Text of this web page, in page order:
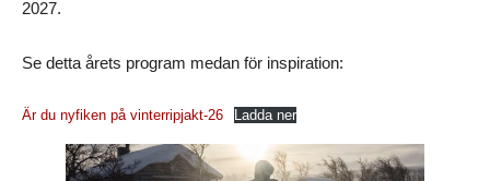
2027.
Se detta årets program medan för inspiration:
Är du nyfiken på vinterripjakt-26 Ladda ner